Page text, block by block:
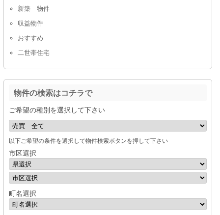
新築 物件
収益物件
おすすめ
二世帯住宅
物件の検索はコチラで
ご希望の種別を選択して下さい
以下ご希望の条件を選択して物件検索ボタンを押して下さい
市区選択
町名選択